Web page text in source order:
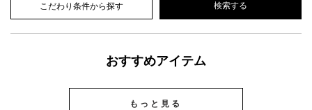
こだわり条件から探す
おすすめアイテム
もっと見る